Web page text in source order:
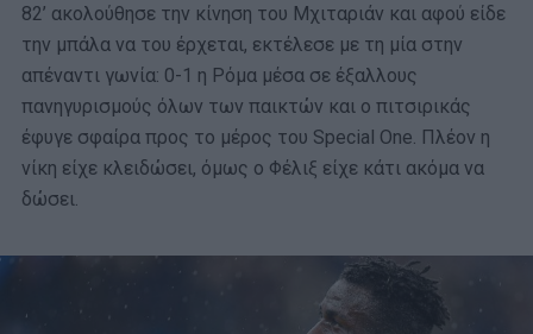
82’ ακολούθησε την κίνηση του Μχιταριάν και αφού είδε
την μπάλα να του έρχεται, εκτέλεσε με τη μία στην
απέναντι γωνία: 0-1 η Ρόμα μέσα σε έξαλλους
πανηγυρισμούς όλων των παικτών και ο πιτσιρικάς
έφυγε σφαίρα προς το μέρος του Special One. Πλέον η
νίκη είχε κλειδώσει, όμως ο Φέλιξ είχε κάτι ακόμα να
δώσει.